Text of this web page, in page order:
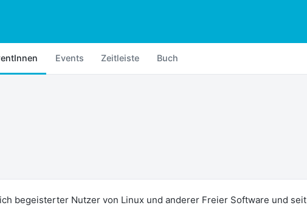
Events Zeitleiste Buch
begeisterter Nutzer von Linux und anderer Freier Software und seit